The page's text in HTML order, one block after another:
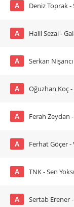
A Deniz Toprak
A Halil Sezai -
A Serkan
A Oğuzhan Koç -
A Ferah Zeydan -
A Ferhat Göçer -
A TNK - Sen
A Sertab Erener